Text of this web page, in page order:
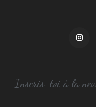
Inscris-toi à la